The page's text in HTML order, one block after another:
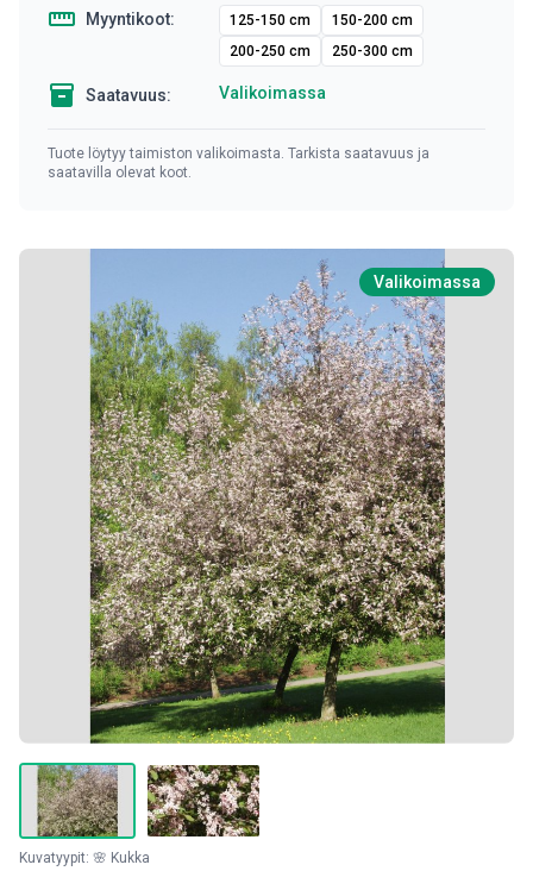
straighten Myyntikoot: 125-150 cm
150-200 cm
200-250 cm
250-300 cm
inventory Saatavuus: Valikoimassa
Tuote löytyy taimiston valikoimasta. Tarkista saatavuus ja
saatavilla olevat koot.
Valikoimassa
Kuvatyypit: 🌸 Kukka